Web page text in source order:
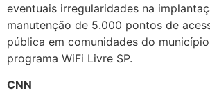
eventuais irregularidades na
manutenção de 5.000 pontos de
pública em comunidades do
programa WiFi Livre SP.
CNN